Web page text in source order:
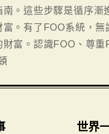
。這些步驟是循序
。有了FOO系統，
財富。認識FOO、尊
世界